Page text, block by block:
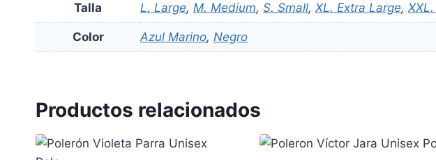
Talla L. Large, M. Medium, S. Small, XL. Extra Large,
Color Azul Marino, Negro
Productos relacionados